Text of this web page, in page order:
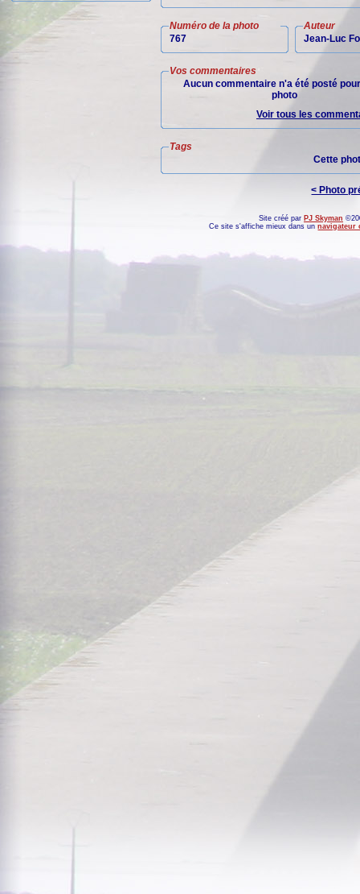
Numéro de la photo
767
Auteur
Jean-Luc
Vos commentaires
Aucun commentaire n'a été posté
photo
Voir tous les
Tags
Cette
< Photo
Site créé par PJ Skyman
Ce site s'affiche mieux dans unnavigateur